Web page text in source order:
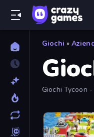
Giochi »
Giochi Tycoon